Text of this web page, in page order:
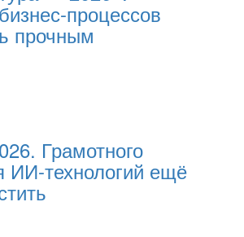
процессов
прочным
Грамотного
ИИ-технологий ещё